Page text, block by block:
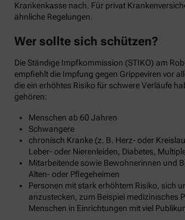
Krankenkasse nach. Für privat
ähnliche Regelungen.
Wer sollte sich schützen?
Die Ständige Impfkommission (STIKO) am
empfiehlt die Impfung gegen Grippeviren vor
die ein erhöhtes Risiko für schwere Verläufe
gehören:
Menschen ab 60 Jahren
Schwangere
chronisch Kranke (z. B. Herz- oder
Leber- oder Nierenleiden, Diabetes,
Mitarbeitende sowie Bewohnerinnen und
Alten- oder Pflegeheimen
Personen mit stark erhöhtem Risiko, sich
anzustecken, zum Beispiel medizinisches
Menschen in Einrichtungen mit viel